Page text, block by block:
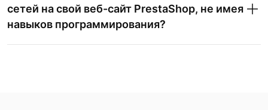
сетей на свой веб-сайт PrestaShop, не имея
навыков программирования?